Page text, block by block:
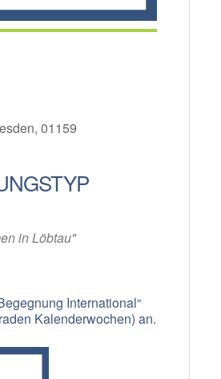
01159
in Löbtau"
International“
Kalenderwochen) an.